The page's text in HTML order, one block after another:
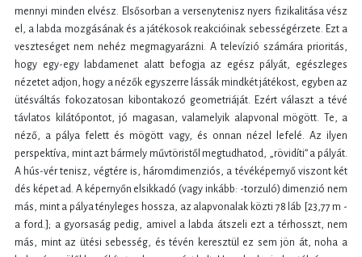
mennyi minden elvész. Elsősorban a versenytenisz nyers fizikalitása vész
el, a labda mozgásának és a játékosok reakcióinak sebességérzete. Ezt a
veszteséget nem nehéz megmagyarázni. A televízió számára prioritás,
hogy egy-egy labdamenet alatt befogja az egész pályát, egészleges
nézetet adjon, hogy a nézők egyszerre lássák mindkét játékost, egyben az
ütésváltás fokozatosan kibontakozó geometriáját. Ezért választ a tévé
távlatos kilátópontot, jó magasan, valamelyik alapvonal mögött. Te, a
néző, a pálya felett és mögött vagy, és onnan nézel lefelé. Az ilyen
perspektíva, mint azt bármely művtöristől megtudhatod, „rövidíti” a pályát.
A hús-vér tenisz, végtére is, háromdimenziós, a tévéképernyő viszont két
dés képet ad. A képernyőn elsikkadó (vagy inkább: -torzuló) dimenzió nem
más, mint a pálya tényleges hossza, az alapvonalak közti 78 láb [23,77 m -
a ford.]; a gyorsaság pedig, amivel a labda átszeli ezt a térhosszt, nem
más, mint az ütési sebesség, és tévén keresztül ez sem jön át, noha a